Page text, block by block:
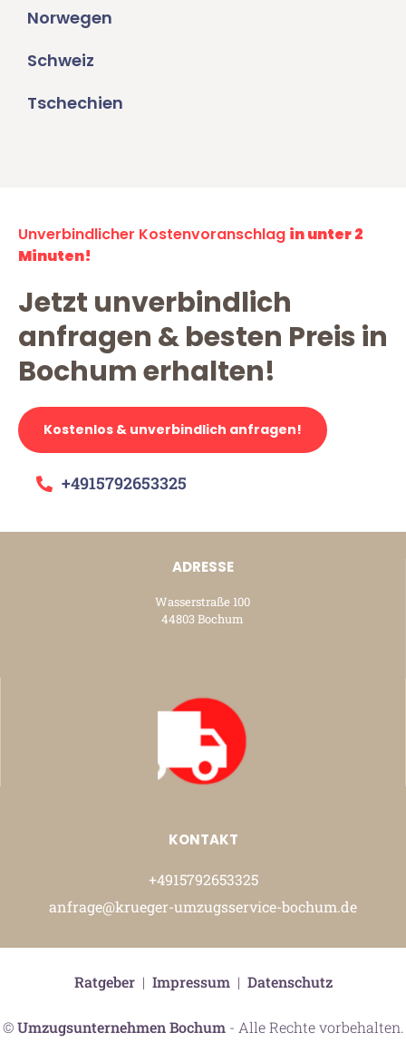
Norwegen
Schweiz
Tschechien
Unverbindlicher Kostenvoranschlag in unter 2
Minuten!
Jetzt unverbindlich
anfragen & besten Preis in
Bochum erhalten!
Kostenlos & unverbindlich anfragen!
+4915792653325
ADRESSE
Wasserstraße 100
44803 Bochum
KONTAKT
+4915792653325
anfrage@krueger-umzugsservice-bochum.de
©Umzugsunternehmen Bochum- Alle Rechte vorbehalten.
Ratgeber| Impressum| Datenschutz